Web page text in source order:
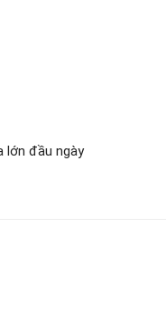
lớn đầu ngày